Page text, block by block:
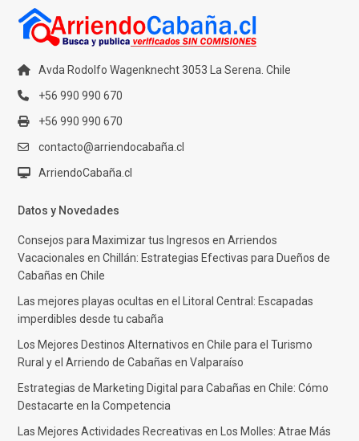
Avda Rodolfo Wagenknecht 3053 La Serena. Chile
+56 990 990 670
+56 990 990 670
contacto@arriendocabaña.cl
ArriendoCabaña.cl
Datos y Novedades
Consejos para Maximizar tus Ingresos en Arriendos
Vacacionales en Chillán: Estrategias Efectivas para Dueños de
Cabañas en Chile
Las mejores playas ocultas en el Litoral Central: Escapadas
imperdibles desde tu cabaña
Los Mejores Destinos Alternativos en Chile para el Turismo
Rural y el Arriendo de Cabañas en Valparaíso
Estrategias de Marketing Digital para Cabañas en Chile: Cómo
Destacarte en la Competencia
Las Mejores Actividades Recreativas en Los Molles: Atrae Más